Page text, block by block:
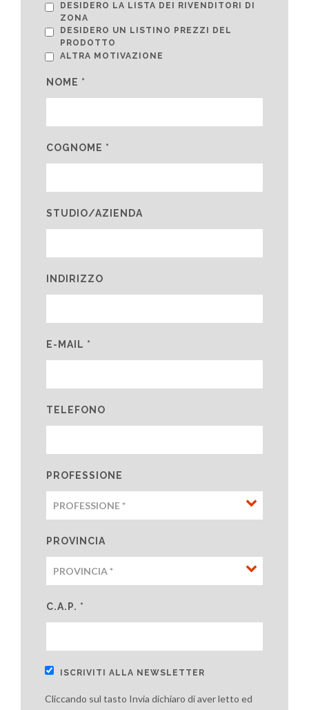
DESIDERO LA LISTA DEI RIVENDITORI DI
ZONA
DESIDERO UN LISTINO PREZZI DEL
PRODOTTO
ALTRA MOTIVAZIONE
NOME *
COGNOME *
STUDIO/AZIENDA
INDIRIZZO
E-MAIL *
TELEFONO
PROFESSIONE
PROVINCIA
C.A.P. *
ISCRIVITI ALLA NEWSLETTER
Cliccando sul tasto Invia dichiaro di aver letto ed